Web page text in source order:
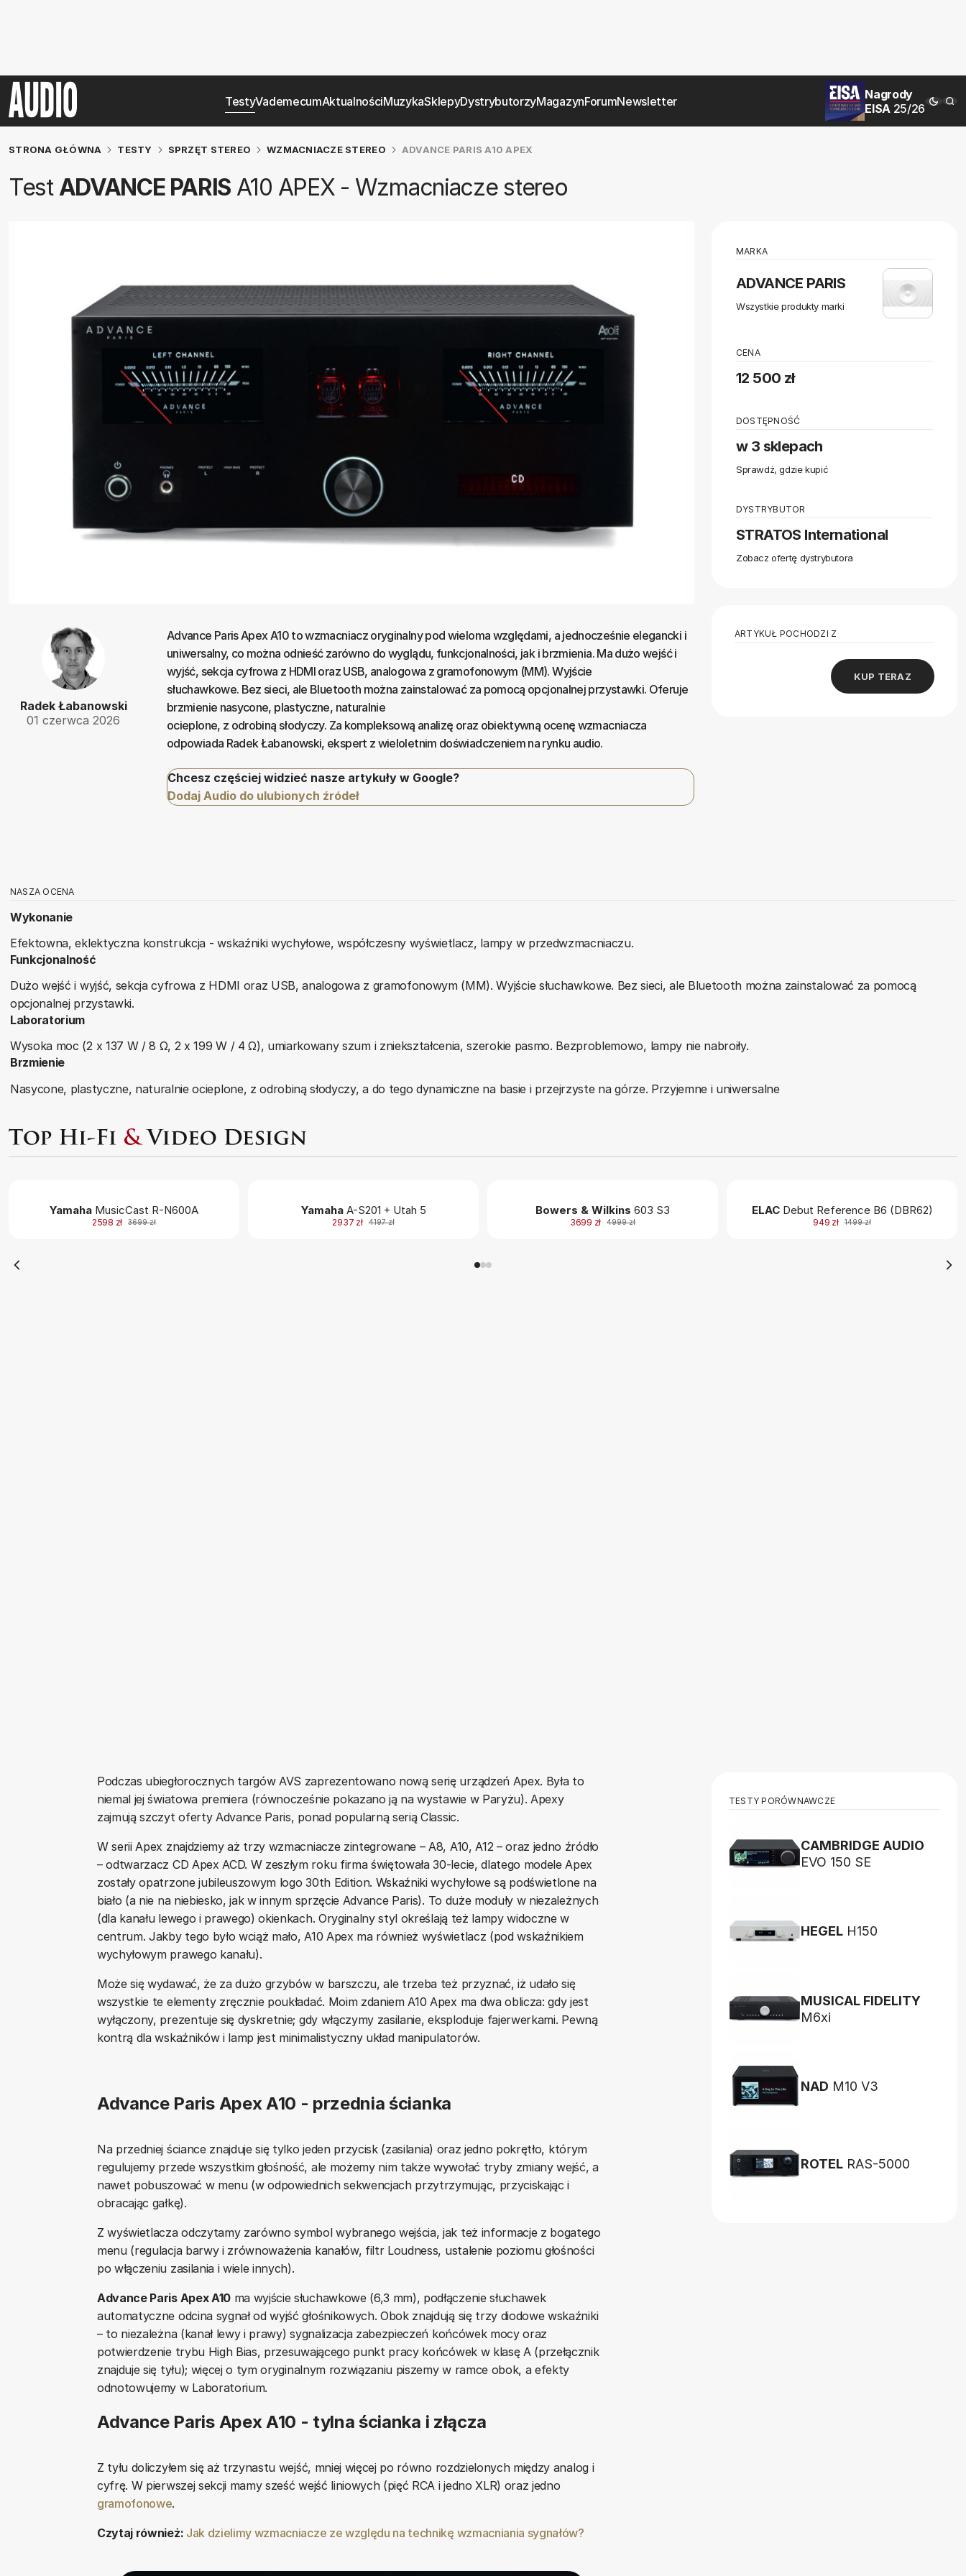
TestyVademecumAktualnościMuzykaSklepyDystrybutorzyMagazynForumNewsletter
Nagrody
EISA 25/26
STRONA GŁÓWNA TESTY SPRZĘT STEREO WZMACNIACZE STEREO ADVANCE PARIS A10 APEX
Test ADVANCE PARISA10 APEX - Wzmacniacze stereo
Radek Łabanowski
01 czerwca 2026
Advance Paris Apex A10 to wzmacniacz oryginalny pod wieloma względami, a jednocześnie elegancki i
uniwersalny, co można odnieść zarówno do wyglądu, funkcjonalności, jak i brzmienia. Ma dużo wejść i
wyjść, sekcja cyfrowa z HDMI oraz USB, analogowa z gramofonowym (MM). Wyjście
słuchawkowe. Bez sieci, ale Bluetooth można zainstalować za pomocą opcjonalnej przystawki. Oferuje
brzmienie nasycone, plastyczne, naturalnie
ocieplone, z odrobiną słodyczy. Za kompleksową analizę oraz obiektywną ocenę wzmacniacza
odpowiada Radek Łabanowski, ekspert z wieloletnim doświadczeniem na rynku audio.
Chcesz częściej widzieć nasze artykuły w Google?
Dodaj Audio do ulubionych źródeł
MARKA
ADVANCE PARIS
Wszystkie produkty marki
CENA
12 500 zł
DOSTĘPNOŚĆ
w 3 sklepach
Sprawdź, gdzie kupić
DYSTRYBUTOR
STRATOS International
Zobacz ofertę dystrybutora
ARTYKUŁ POCHODZI Z
KUP TERAZ
NASZA OCENA
Wykonanie
Efektowna, eklektyczna konstrukcja - wskaźniki wychyłowe, współczesny wyświetlacz, lampy w przedwzmacniaczu.
Funkcjonalność
Dużo wejść i wyjść, sekcja cyfrowa z HDMI oraz USB, analogowa z gramofonowym (MM). Wyjście słuchawkowe. Bez sieci, ale Bluetooth można zainstalować za pomocą
opcjonalnej przystawki.
Laboratorium
Wysoka moc (2 x 137 W / 8 Ω, 2 x 199 W / 4 Ω), umiarkowany szum i zniekształcenia, szerokie pasmo. Bezproblemowo, lampy nie nabroiły.
Brzmienie
Nasycone, plastyczne, naturalnie ocieplone, z odrobiną słodyczy, a do tego dynamiczne na basie i przejrzyste na górze. Przyjemne i uniwersalne
Yamaha MusicCast R-N600A
2598 zł 3699 zł
YamahaA-S201 + Utah 5
2937 zł 4197 zł
Bowers & Wilkins 603 S3
3699 zł 4999 zł
ELACDebut Reference B6 (DBR62)
949 zł 1499 zł
Podczas ubiegłorocznych targów AVS zaprezentowano nową serię urządzeń Apex. Była to
niemal jej światowa premiera (równocześnie pokazano ją na wystawie w Paryżu). Apexy
zajmują szczyt oferty Advance Paris, ponad popularną serią Classic.
W serii Apex znajdziemy aż trzy wzmacniacze zintegrowane – A8, A10, A12 – oraz jedno źródło
– odtwarzacz CD Apex ACD. W zeszłym roku firma świętowała 30-lecie, dlatego modele Apex
zostały opatrzone jubileuszowym logo 30th Edition. Wskaźniki wychyłowe są podświetlone na
biało (a nie na niebiesko, jak w innym sprzęcie Advance Paris). To duże moduły w niezależnych
(dla kanału lewego i prawego) okienkach. Oryginalny styl określają też lampy widoczne w
centrum. Jakby tego było wciąż mało, A10 Apex ma również wyświetlacz (pod wskaźnikiem
wychyłowym prawego kanału).
Może się wydawać, że za dużo grzybów w barszczu, ale trzeba też przyznać, iż udało się
wszystkie te elementy zręcznie poukładać. Moim zdaniem A10 Apex ma dwa oblicza: gdy jest
wyłączony, prezentuje się dyskretnie; gdy włączymy zasilanie, eksploduje fajerwerkami. Pewną
kontrą dla wskaźników i lamp jest minimalistyczny układ manipulatorów.
Advance Paris Apex A10 - przednia ścianka
Na przedniej ściance znajduje się tylko jeden przycisk (zasilania) oraz jedno pokrętło, którym
regulujemy przede wszystkim głośność, ale możemy nim także wywołać tryby zmiany wejść, a
nawet pobuszować w menu (w odpowiednich sekwencjach przytrzymując, przyciskając i
obracając gałkę).
Z wyświetlacza odczytamy zarówno symbol wybranego wejścia, jak też informacje z bogatego
menu (regulacja barwy i zrównoważenia kanałów, filtr Loudness, ustalenie poziomu głośności
po włączeniu zasilania i wiele innych).
Advance Paris Apex A10ma wyjście słuchawkowe (6,3 mm), podłączenie słuchawek
automatyczne odcina sygnał od wyjść głośnikowych. Obok znajdują się trzy diodowe wskaźniki
– to niezależna (kanał lewy i prawy) sygnalizacja zabezpieczeń końcówek mocy oraz
potwierdzenie trybu High Bias, przesuwającego punkt pracy końcówek w klasę A (przełącznik
znajduje się tyłu); więcej o tym oryginalnym rozwiązaniu piszemy w ramce obok, a efekty
odnotowujemy w Laboratorium.
Advance Paris Apex A10 - tylna ścianka i złącza
Z tyłu doliczyłem się aż trzynastu wejść, mniej więcej po równo rozdzielonych między analog i
cyfrę. W pierwszej sekcji mamy sześć wejść liniowych (pięć RCA i jedno XLR) oraz jedno
gramofonowe.
Czytaj również: Jak dzielimy wzmacniacze ze względu na technikę wzmacniania sygnałów?
TESTY PORÓWNAWCZE
CAMBRIDGE AUDIO
EVO 150 SE
HEGEL H150
MUSICAL FIDELITY
M6xi
NAD M10 V3
ROTEL RAS-5000